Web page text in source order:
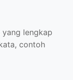
yang lengkap
contoh